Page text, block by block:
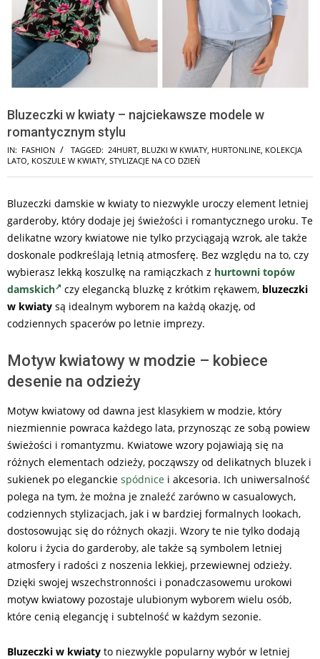
Bluzeczki w kwiaty – najciekawsze modele w
romantycznym stylu
IN: FASHION TAGGED: 24HURT, BLUZKI W KWIATY, HURTONLINE, KOLEKCJA
LATO, KOSZULE W KWIATY, STYLIZACJE NA CO DZIEŃ
Bluzeczki damskie w kwiaty to niezwykle uroczy element letniej
garderoby, który dodaje jej świeżości i romantycznego uroku. Te
delikatne wzory kwiatowe nie tylko przyciągają wzrok, ale także
doskonale podkreślają letnią atmosferę. Bez względu na to, czy
wybierasz lekką koszulkę na ramiączkach z hurtowni topów
damskich
czy elegancką bluzkę z krótkim rękawem, bluzeczki
w kwiaty są idealnym wyborem na każdą okazję, od
codziennych spacerów po letnie imprezy.
Motyw kwiatowy w modzie – kobiece
desenie na odzieży
Motyw kwiatowy od dawna jest klasykiem w modzie, który
niezmiennie powraca każdego lata, przynosząc ze sobą powiew
świeżości i romantyzmu. Kwiatowe wzory pojawiają się na
różnych elementach odzieży, począwszy od delikatnych bluzek i
sukienek po eleganckie spódnice i akcesoria. Ich uniwersalność
polega na tym, że można je znaleźć zarówno w casualowych,
codziennych stylizacjach, jak i w bardziej formalnych lookach,
dostosowując się do różnych okazji. Wzory te nie tylko dodają
koloru i życia do garderoby, ale także są symbolem letniej
atmosfery i radości z noszenia lekkiej, przewiewnej odzieży.
Dzięki swojej wszechstronności i ponadczasowemu urokowi
motyw kwiatowy pozostaje ulubionym wyborem wielu osób,
które cenią elegancję i subtelność w każdym sezonie.
Bluzeczki w kwiaty to niezwykle popularny wybór w letniej